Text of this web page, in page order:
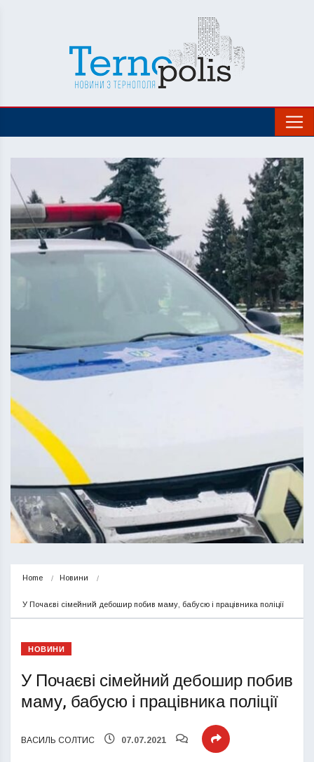
Home Новини
У Почаєві сімейний дебошир побив маму, бабусю і працівника поліції
НОВИНИ
У Почаєві сімейний дебошир побив
маму, бабусю і працівника поліції
ВАСИЛЬ СОЛТИС 07.07.2021